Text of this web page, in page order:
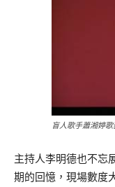
盲人歌手蕭湘婷
主持人李明德也不忘
期的回憶，現場數度